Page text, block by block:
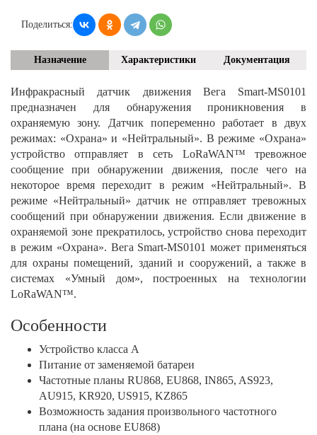
Поделиться:
Назначение Характеристики Документация
Инфракрасный датчик движения Вега Smart-MS0101
предназначен для обнаружения проникновения в
охраняемую зону. Датчик попеременно работает в двух
режимах: «Охрана» и «Нейтральный». В режиме «Охрана»
устройство отправляет в сеть LoRaWAN™ тревожное
сообщение при обнаружении движения, после чего на
некоторое время переходит в режим «Нейтральный». В
режиме «Нейтральный» датчик не отправляет тревожных
сообщений при обнаружении движения. Если движение в
охраняемой зоне прекратилось, устройство снова переходит
в режим «Охрана». Вега Smart-MS0101 может применяться
для охраны помещений, зданий и сооружений, а также в
системах «Умный дом», построенных на технологии
LoRaWAN™.
Особенности
Устройство класса А
Питание от заменяемой батареи
Частотные планы RU868, EU868, IN865, AS923,
AU915, KR920, US915, KZ865
Возможность задания произвольного частотного
плана (на основе EU868)